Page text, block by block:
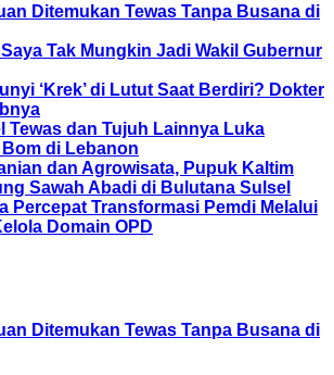
Ditemukan Tewas Tanpa Busana di
Tak Mungkin Jadi Wakil Gubernur
‘Krek’ di Lutut Saat Berdiri? Dokter
Tewas dan Tujuh Lainnya Luka
di Lebanon
dan Agrowisata, Pupuk Kaltim
Sawah Abadi di Bulutana Sulsel
Percepat Transformasi Pemdi Melalui
Domain OPD
Ditemukan Tewas Tanpa Busana di